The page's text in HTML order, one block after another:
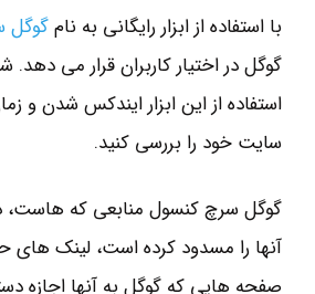
با استفاده از ابزار رایگانی به نامگوگل
گوگل در اختیار کاربران قرار می دهد.
استفاده از این ابزار ایندکس شدن و
سایت خود را بررسی کنید.
گوگل سرچ کنسول منابعی که هاست،
آنها را مسدود کرده است، لینک های
صفحه هایی که گوگل به آنها اجازه